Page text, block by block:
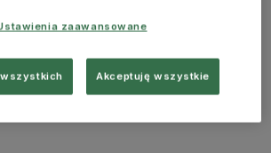
zaawansowane
Akceptuję wszystkie